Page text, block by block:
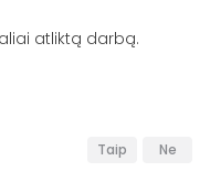
atliktą darbą.
Taip Ne